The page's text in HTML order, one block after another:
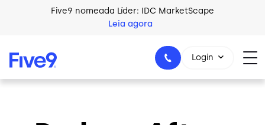
Skip to main contentFive9 nomeada Líder: IDC MarketScape
Leia agora
Login